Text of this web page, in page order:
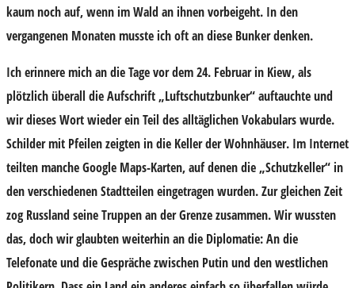
kaum noch auf, wenn im Wald an ihnen vorbeigeht. In den
vergangenen Monaten musste ich oft an diese Bunker denken.
Ich erinnere mich an die Tage vor dem 24. Februar in Kiew, als
plötzlich überall die Aufschrift „Luftschutzbunker“ auftauchte und
wir dieses Wort wieder ein Teil des alltäglichen Vokabulars wurde.
Schilder mit Pfeilen zeigten in die Keller der Wohnhäuser. Im Internet
teilten manche Google Maps-Karten, auf denen die „Schutzkeller“ in
den verschiedenen Stadtteilen eingetragen wurden. Zur gleichen Zeit
zog Russland seine Truppen an der Grenze zusammen. Wir wussten
das, doch wir glaubten weiterhin an die Diplomatie: An die
Telefonate und die Gespräche zwischen Putin und den westlichen